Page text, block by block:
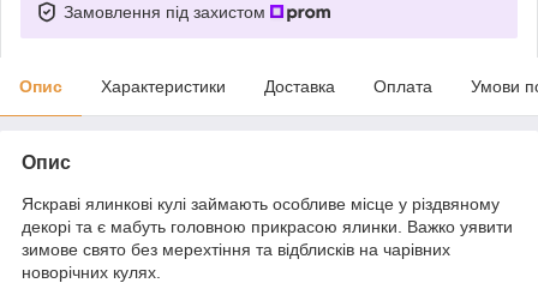
Замовлення під захистом
Опис Характеристики Доставка Оплата Умови
Опис
Яскраві ялинкові кулі займають особливе місце у різдвяному
декорі та є мабуть головною прикрасою ялинки. Важко уявити
зимове свято без мерехтіння та відблисків на чарівних
новорічних кулях.